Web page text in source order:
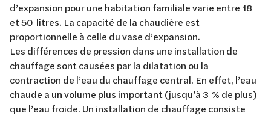
d’expansion pour une habitation familiale varie entre 18
et 50 litres. La capacité de la chaudière est
proportionnelle à celle du vase d’expansion.
Les différences de pression dans une installation de
chauffage sont causées par la dilatation ou la
contraction de l’eau du chauffage central. En effet, l’eau
chaude a un volume plus important (jusqu’à 3 % de plus)
que l’eau froide. Un installation de chauffage consiste